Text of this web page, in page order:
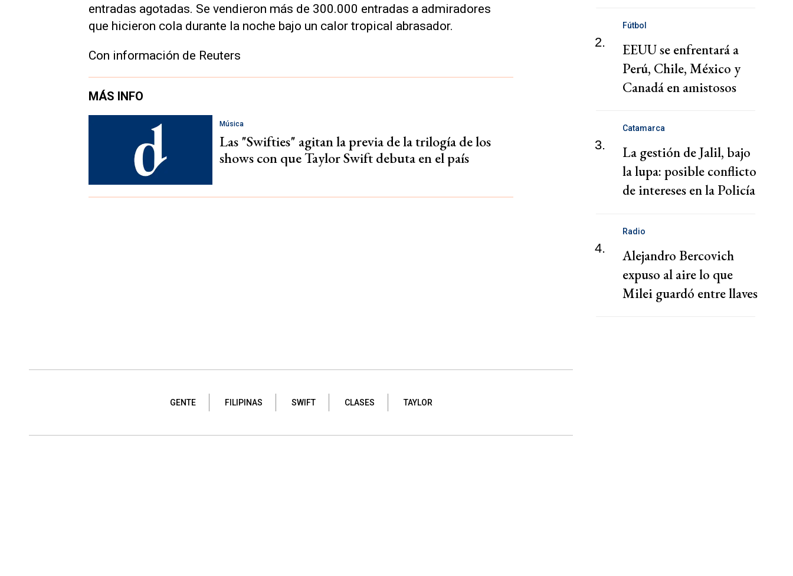
entradas agotadas. Se vendieron más de 300.000 entradas a admiradores
que hicieron cola durante la noche bajo un calor tropical abrasador.
Con información de Reuters
MÁS INFO
Música
Las "Swifties" agitan la previa de la trilogía de los
shows con que Taylor Swift debuta en el país
GENTE FILIPINAS SWIFT CLASES TAYLOR
2.
Fútbol
EEUU se enfrentará a
Perú, Chile, México y
Canadá en amistosos
3.
Catamarca
La gestión de Jalil, bajo
la lupa: posible conflicto
de intereses en la Policía
4.
Radio
Alejandro Bercovich
expuso al aire lo que
Milei guardó entre llaves